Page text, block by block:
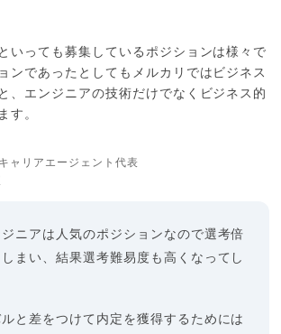
いっても募集しているポジションは様々で
ンであったとしてもメルカリではビジネス
、エンジニアの技術だけでなくビジネス的
す。
ャリアエージェント代表
ニアは人気のポジションなので選考倍
まい、結果選考難易度も高くなってし
と差をつけて内定を獲得するためには